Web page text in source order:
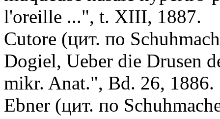
l'oreille ...", t. XIII, 1887.
Cutоre (цит. по
Dogiel, Ueber die Drusen
mikr. Anat.", Bd. 26, 1886.
Ebner (цит. по